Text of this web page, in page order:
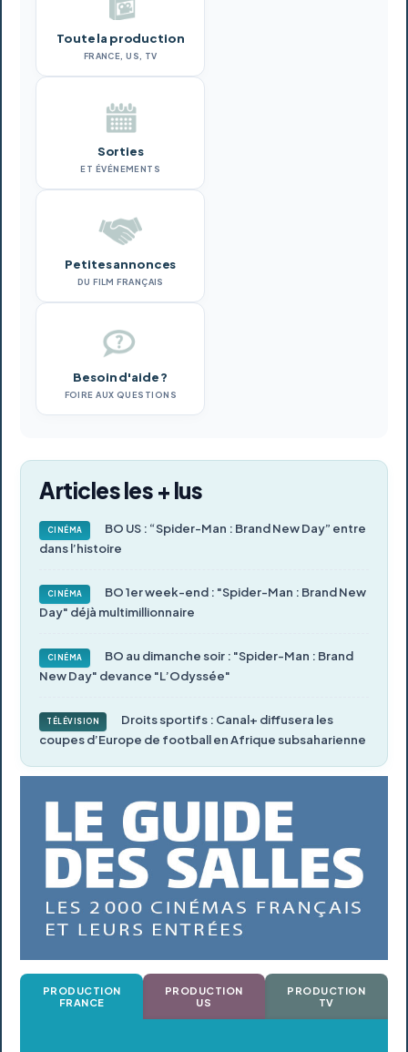
Toute la production
FRANCE, US, TV
Sorties
ET ÉVÉNEMENTS
Petites annonces
DU FILM FRANÇAIS
Besoin d'aide ?
FOIRE AUX QUESTIONS
Articles les + lus
CINÉMA
BO US : “Spider-Man : Brand New Day” entre
dans l’histoire
CINÉMA
BO 1er week-end : "Spider-Man : Brand New
Day" déjà multimillionnaire
CINÉMA
BO au dimanche soir : "Spider-Man : Brand
New Day" devance "L’Odyssée"
TÉLÉVISION
Droits sportifs : Canal+ diffusera les
coupes d’Europe de football en Afrique subsaharienne
PRODUCTION
FRANCE
PRODUCTION
US
PRODUCTION
TV